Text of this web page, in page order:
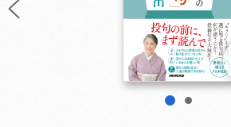
他にも商品を買う
1